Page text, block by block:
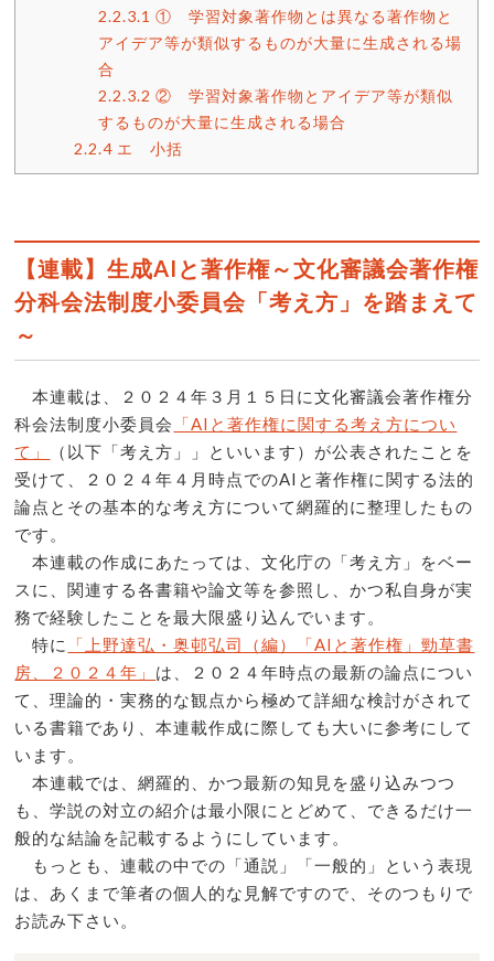
2.2.3.1 ① 学習対象著作物とは異なる著作物と
アイデア等が類似するものが大量に生成される場
合
2.2.3.2 ② 学習対象著作物とアイデア等が類似
するものが大量に生成される場合
2.2.4 エ 小括
【連載】生成AIと著作権～文化審議会著作権
分科会法制度小委員会「考え方」を踏まえて
～
本連載は、２０２４年３月１５日に文化審議会著作権分
科会法制度小委員会
「AIと著作権に関する考え方につい
て」
（以下「考え方」」といいます）が公表されたことを
受けて、２０２４年４月時点でのAIと著作権に関する法的
論点とその基本的な考え方について網羅的に整理したもの
です。
本連載の作成にあたっては、文化庁の「考え方」をベー
スに、関連する各書籍や論文等を参照し、かつ私自身が実
務で経験したことを最大限盛り込んでいます。
特に
「上野達弘・奥邨弘司（編）「AIと著作権」勁草書
房、２０２４年」 は、２０２４年時点の最新の論点につい
て、理論的・実務的な観点から極めて詳細な検討がされて
いる書籍であり、本連載作成に際しても大いに参考にして
います。
本連載では、網羅的、かつ最新の知見を盛り込みつつ
も、学説の対立の紹介は最小限にとどめて、できるだけ一
般的な結論を記載するようにしています。
もっとも、連載の中での「通説」「一般的」という表現
は、あくまで筆者の個人的な見解ですので、そのつもりで
お読み下さい。